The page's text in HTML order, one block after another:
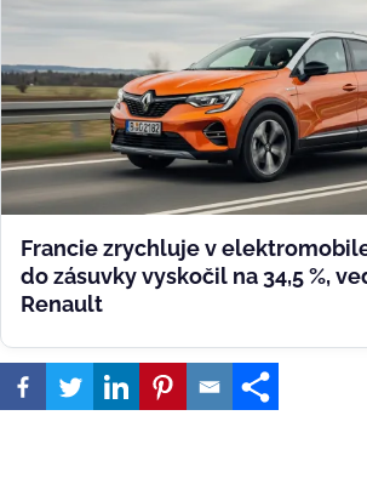
Francie zrychluje v
do zásuvky vyskočil na 34,5 %,
Renault